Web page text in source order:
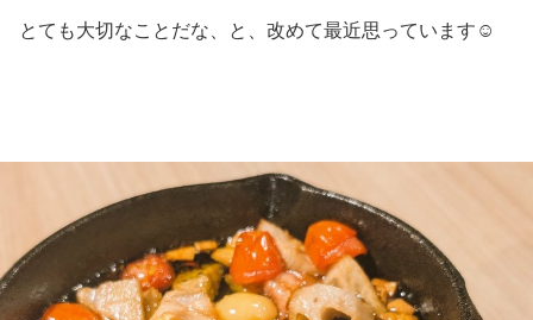
とても大切なことだな、と、改めて最近思っています☺